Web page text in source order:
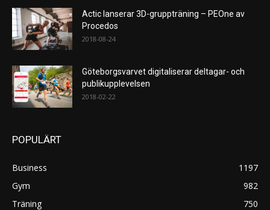
Actic lanserar 3D-gruppträning – PEOne av
Procedos
2018-08-24
Göteborgsvarvet digitaliserar deltagar- och
publikupplevelsen
2018-02-22
POPULÄRT
Business
1197
Gym
982
Träning
750